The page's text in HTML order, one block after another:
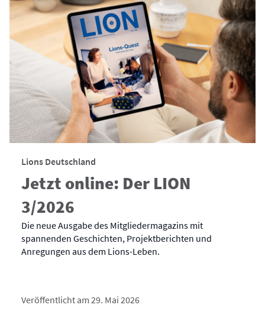
Lions Deutschland
Jetzt online: Der LION
3/2026
Die neue Ausgabe des Mitgliedermagazins mit
spannenden Geschichten, Projektberichten und
Anregungen aus dem Lions-Leben.
Veröffentlicht am 29. Mai 2026